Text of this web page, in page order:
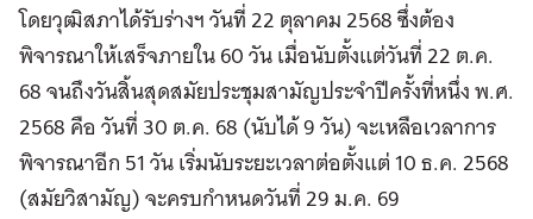
โดยวุฒิสภาได้รับร่างฯ วันที่ 22 ตุลาคม 2568 ซึ่งต้อง
พิจารณาให้เสร็จภายใน 60 วัน เมื่อนับตั้งแต่วันที่ 22 ต.ค.
68 จนถึงวันสิ้นสุดสมัยประชุมสามัญประจำปีครั้งที่หนึ่ง พ.ศ.
2568 คือ วันที่ 30 ต.ค. 68 (นับได้ 9 วัน) จะเหลือเวลาการ
พิจารณาอีก 51 วัน เริ่มนับระยะเวลาต่อตั้งแต่ 10 ธ.ค. 2568
(สมัยวิสามัญ) จะครบกำหนดวันที่ 29 ม.ค. 69